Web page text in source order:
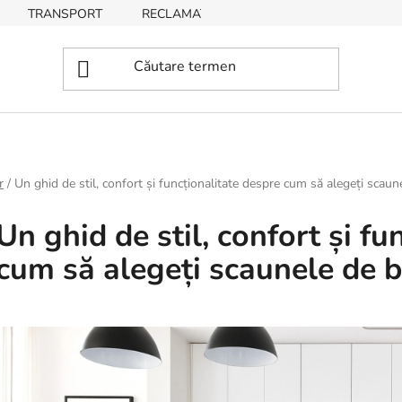
TRANSPORT RECLAMAȚII, RETURNĂRI DE BUNURI
/ Un ghid de stil, confort și funcționalitate despre cum să alegeți
ghid de stil, confort și
să alegeți scaunele de